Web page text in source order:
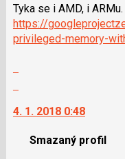
navigaci
lze
použít
pro
a
Tyka se i AMD, i ARMu.
https://
privileged-memory-
další
názor.
4. 1. 2018 0:48
Smazaný profil